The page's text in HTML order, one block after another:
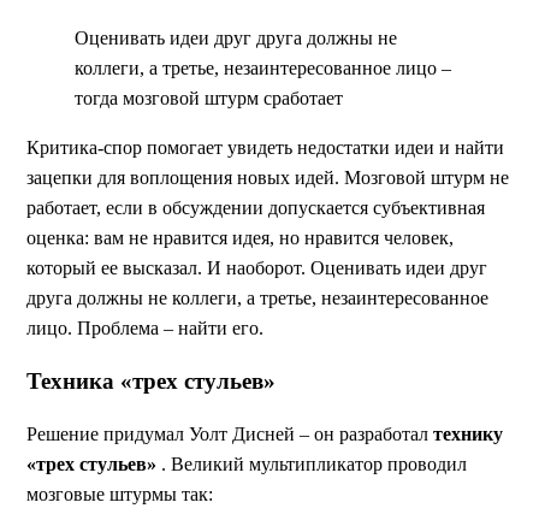
Оценивать идеи друг друга должны не
коллеги, а третье, незаинтересованное лицо –
тогда мозговой штурм сработает
Критика-спор помогает увидеть недостатки идеи и найти
зацепки для воплощения новых идей. Мозговой штурм не
работает, если в обсуждении допускается субъективная
оценка: вам не нравится идея, но нравится человек,
который ее высказал. И наоборот. Оценивать идеи друг
друга должны не коллеги, а третье, незаинтересованное
лицо. Проблема – найти его.
Техника «трех стульев»
Решение придумал Уолт Дисней – он разработал технику
«трех стульев» . Великий мультипликатор проводил
мозговые штурмы так: